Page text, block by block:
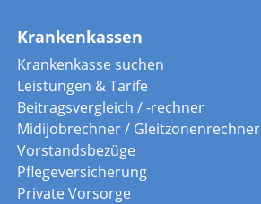
Krankenkassen
Krankenkasse suchen
Leistungen & Tarife
Beitragsvergleich / -rechner
Midijobrechner / Gleitzonenrechner
Vorstandsbezüge
Pflegeversicherung
Private Vorsorge